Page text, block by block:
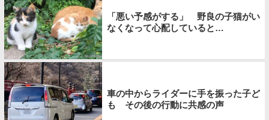
「悪い予感がする」 野良の子猫がい
なくなって心配していると…
車の中からライダーに手を振った子ど
も その後の行動に共感の声